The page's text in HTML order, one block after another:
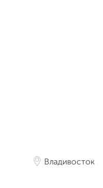
Владивосток